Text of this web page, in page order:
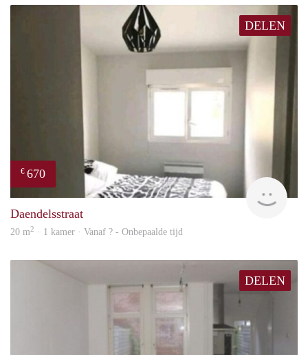
DELEN
€ 670
Daendelsstraat
20 m2 · 1 kamer · Vanaf ? - Onbepaalde tijd
DELEN